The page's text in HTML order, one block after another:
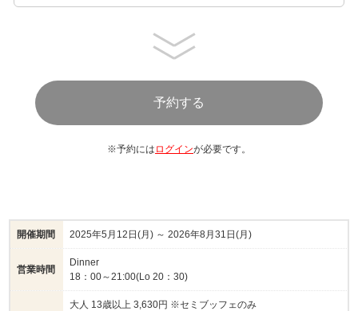
【パスタ】※生パスタ使用
・カョエペペ 黒コショウとパルミジャーノレッジャーノ
・パスタボロネーゼ
他にサラダ11種 / パン数種
※予約には ログインが必要です。
開催期間 2025年5月12日(月) ～ 2026年8月31日(月)
営業時間
Dinner
18：00～21:00(Lo 20：30)
大人 13歳以上 3,630円 ※セミブッフェのみ